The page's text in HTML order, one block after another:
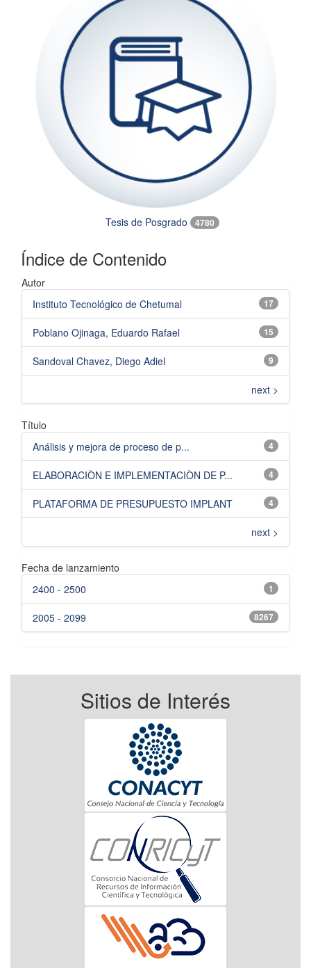
Tesis de Posgrado 4780
Índice de Contenido
Autor
17
Instituto Tecnológico de Chetumal
15
Poblano Ojinaga, Eduardo Rafael
9
Sandoval Chavez, Diego Adiel
next >
Título
4
Análisis y mejora de proceso de p...
4
ELABORACIÒN E IMPLEMENTACIÒN DE P...
4
PLATAFORMA DE PRESUPUESTO IMPLANT
next >
Fecha de lanzamiento
1
2400 - 2500
8267
2005 - 2099
Sitios de Interés